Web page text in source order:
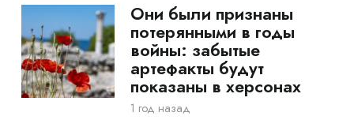
Они были признаны
потерянными в годы
войны: забытые
артефакты будут
показаны в херсонах
1 год назад